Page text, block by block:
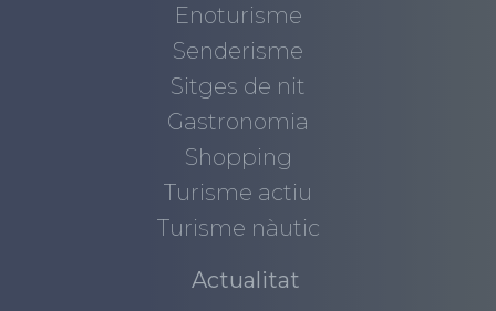
Enoturisme
Senderisme
Sitges de nit
Gastronomia
Shopping
Turisme actiu
Turisme nàutic
Actualitat